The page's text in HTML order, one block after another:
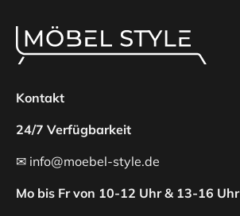
Kontakt
24/7 Verfügbarkeit
✉ info@moebel-style.de
Mo bis Fr von 10-12 Uhr & 13-16 Uhr